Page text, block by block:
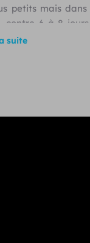
petits mais
6 à 8
la correction
suite